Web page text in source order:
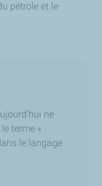
pétrole et le
ne
terme «
le langage